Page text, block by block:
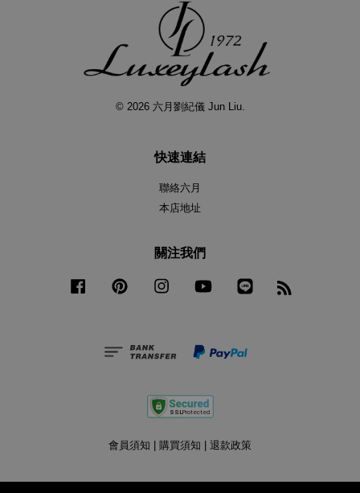
© 2026 六月劉紀儀 Jun Liu.
快速連結
聯絡六月
本店地址
關注我們
Facebook Pinterest Instagram YouTube
會員須知 購買須知 退款政策